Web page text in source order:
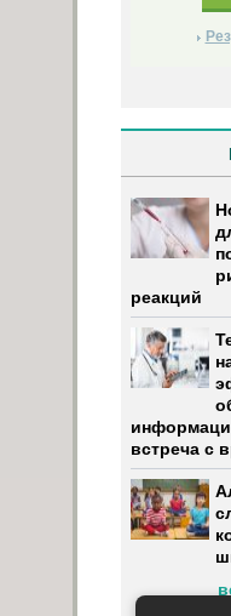
реакций
встреча с